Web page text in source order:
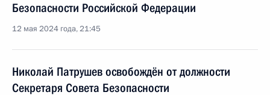
Безопасности Российской Федерации
12 мая 2024 года, 21:45
Николай Патрушев освобождён от должности
Секретаря Совета Безопасности